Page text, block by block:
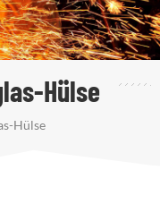
Hülse
Hülse